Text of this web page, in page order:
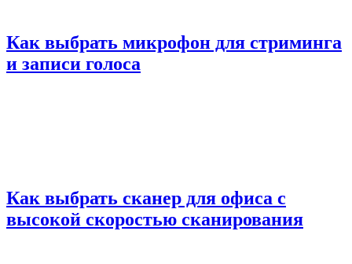
Как выбрать микрофон для стриминга
и записи голоса
Как выбрать сканер для офиса с
высокой скоростью сканирования